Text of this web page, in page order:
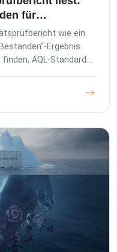
für
wie ein
Ergebnis
AQL-Standards